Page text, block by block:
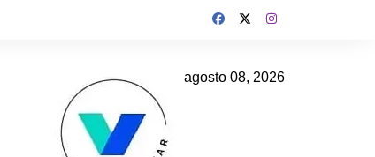
agosto 08, 2026